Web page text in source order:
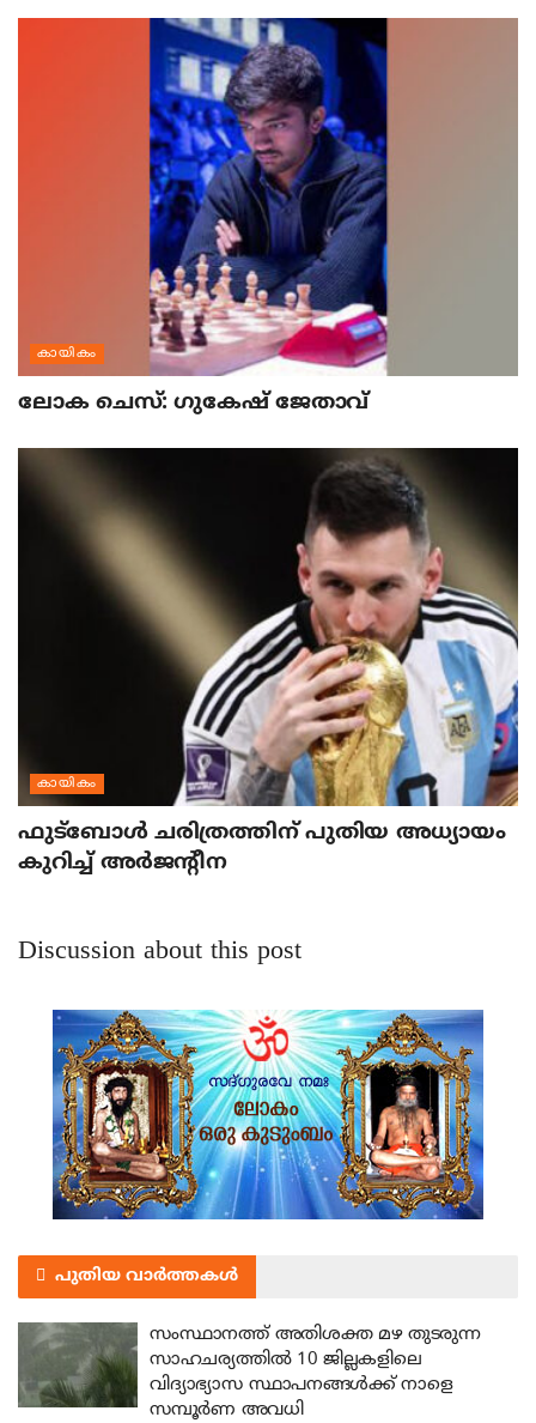
കായികം
ലോക ചെസ്: ഗുകേഷ് ജേതാവ്
കായികം
ഫുട്‌ബോള്‍ ചരിത്രത്തിന് പുതിയ അധ്യായം
കുറിച്ച് അര്‍ജന്റീന
Discussion about this post
പുതിയ വാർത്തകൾ
സംസ്ഥാനത്ത് അതിശക്ത മഴ തുടരുന്ന
സാഹചര്യത്തിൽ 10 ജില്ലകളിലെ
വിദ്യാഭ്യാസ സ്ഥാപനങ്ങൾക്ക് നാളെ
സമ്പൂർണ അവധി